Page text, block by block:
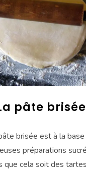
pâte brisée
brisée est à la
préparations
que cela soit des